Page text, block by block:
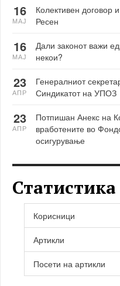
Колективен договор
Ресен
16
МАЈ
Дали законот важи
некои?
16
МАЈ
Генералниот
Синдикатот на УПОЗ
23
АПР
Потпишан Анекс на
вработените во
осигурување
23
АПР
Статистика
Корисници
Артикли
Посети на артикли